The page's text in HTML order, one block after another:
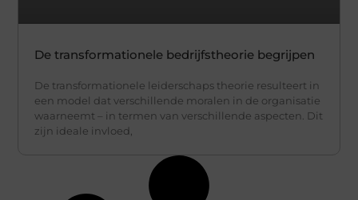
De transformationele bedrijfstheorie begrijpen
De transformationele leiderschaps theorie resulteert in
een model dat verschillende moralen in de organisatie
waarneemt – in termen van verschillende aspecten. Dit
zijn ideale invloed,